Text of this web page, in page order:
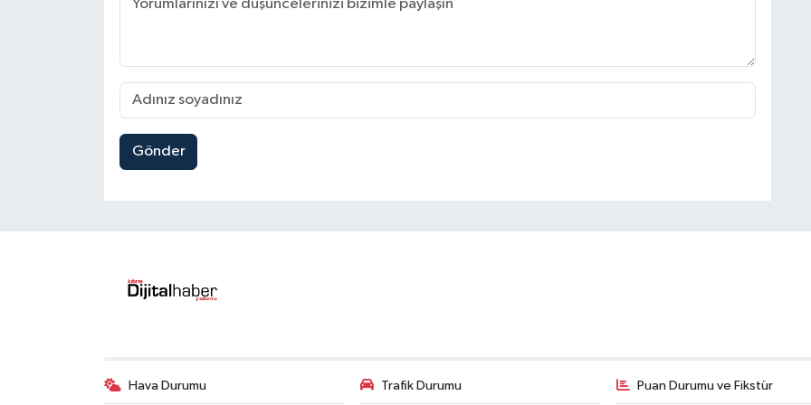
Gönder
Hava Durumu Trafik Durumu Puan Durumu ve Fikstür